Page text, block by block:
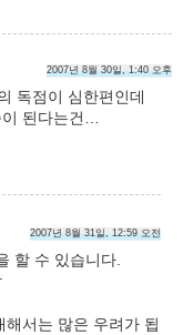
2007년 8월 30일, 1:40 오후
독점이 심한편인데
이 된다는건…
2007년 8월 31일, 12:59 오전
할 수 있습니다.
서는 많은 우려가 됩